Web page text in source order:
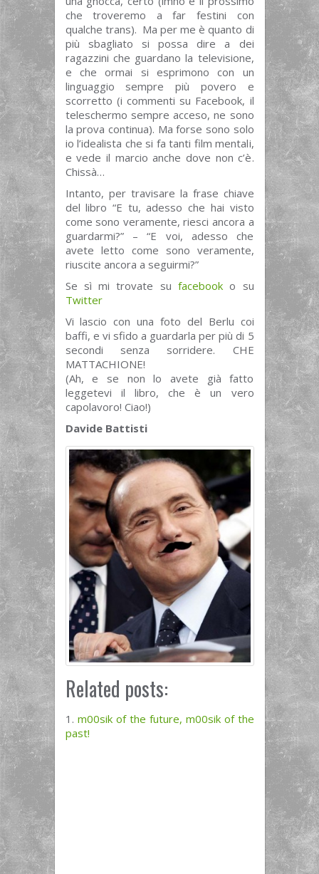
che troveremo a far festini con
qualche trans). Ma per me è quanto di
più sbagliato si possa dire a dei
ragazzini che guardano la televisione,
e che ormai si esprimono con un
linguaggio sempre più povero e
scorretto (i commenti su Facebook, il
teleschermo sempre acceso, ne sono
la prova continua). Ma forse sono solo
io l’idealista che si fa tanti film mentali,
e vede il marcio anche dove non c’è.
Chissà…
Intanto, per travisare la frase chiave
del libro “E tu, adesso che hai visto
come sono veramente, riesci ancora a
guardarmi?” – “E voi, adesso che
avete letto come sono veramente,
riuscite ancora a seguirmi?”
Se sì mi trovate su facebooko su
Twitter
Vi lascio con una foto del Berlu coi
baffi, e vi sfido a guardarla per più di 5
secondi senza sorridere. CHE
MATTACHIONE!
(Ah, e se non lo avete già fatto
leggetevi il libro, che è un vero
capolavoro! Ciao!)
Davide Battisti
Related posts:
m00sik of the future, m00sik of the
past!